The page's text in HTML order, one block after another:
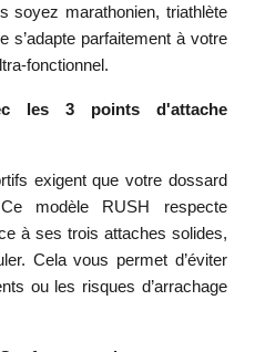
soyez marathonien, triathlète
s’adapte parfaitement à votre
fonctionnel.
les 3 points d'attache
exigent que votre dossard
modèle RUSH respecte
à ses trois attaches solides,
Cela vous permet d’éviter
ou les risques d’arrachage